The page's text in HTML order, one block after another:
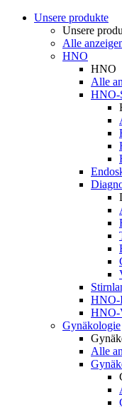
Unsere produkte
Unsere
Alle
HNO
HNO
Alle
HNO-
HNO-
HNO-
Gynäkologie
Alle